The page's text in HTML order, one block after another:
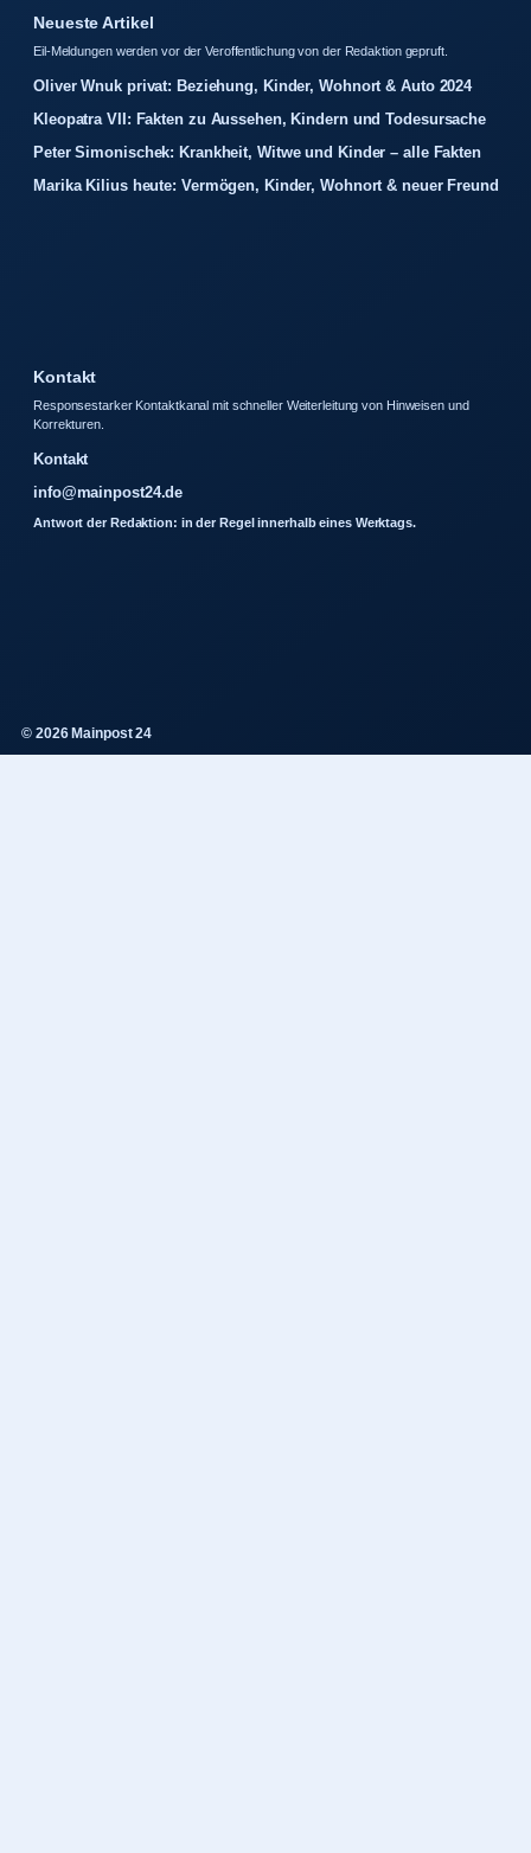
Neueste Artikel
Eil-Meldungen werden vor der Veroffentlichung von der Redaktion gepruft.
Oliver Wnuk privat: Beziehung, Kinder, Wohnort & Auto 2024
Kleopatra VII: Fakten zu Aussehen, Kindern und Todesursache
Peter Simonischek: Krankheit, Witwe und Kinder – alle Fakten
Marika Kilius heute: Vermögen, Kinder, Wohnort & neuer Freund
Kontakt
Responsestarker Kontaktkanal mit schneller Weiterleitung von Hinweisen und
Korrekturen.
Kontakt
info@mainpost24.de
Antwort der Redaktion: in der Regel innerhalb eines Werktags.
© 2026 Mainpost 24